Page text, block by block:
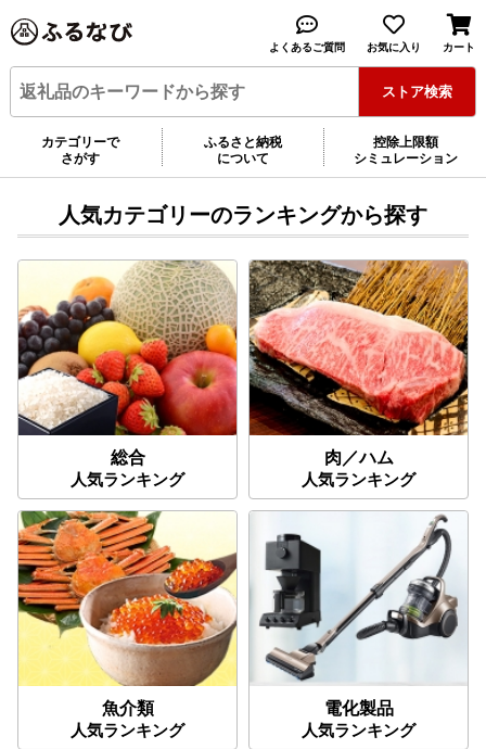
人気カテゴリーのランキングから探す
総合
人気ランキング
肉／ハム
人気ランキング
魚介類
人気ランキング
電化製品
人気ランキング